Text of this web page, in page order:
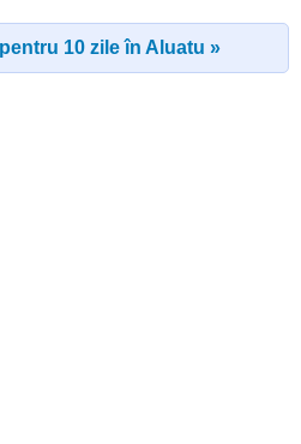
10 zile în Aluatu »